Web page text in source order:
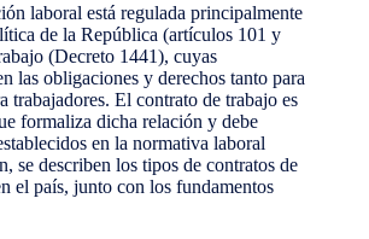
laboral está regulada principalmente
de la República (artículos 101 y
(Decreto 1441), cuyas
las obligaciones y derechos tanto para
trabajadores. El contrato de trabajo es
formaliza dicha relación y debe
en la normativa laboral
se describen los tipos de contratos de
el país, junto con los fundamentos